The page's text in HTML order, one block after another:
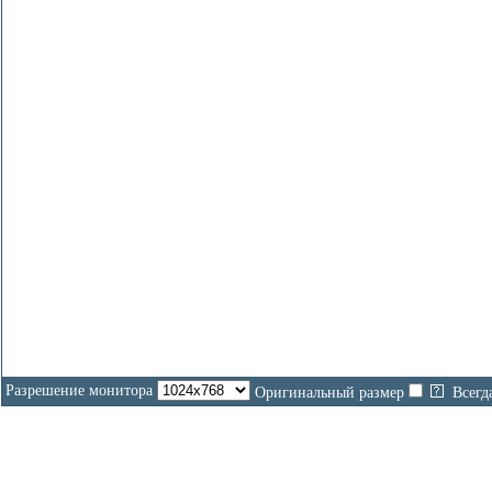
Разрешение монитора Оригинальный размер